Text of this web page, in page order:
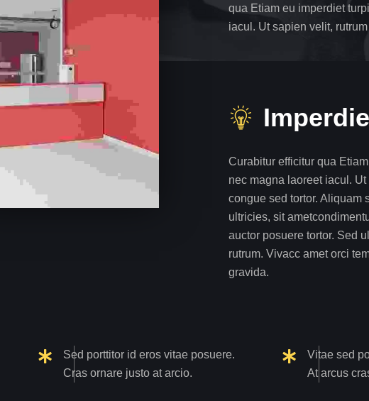
qua Etiam eu imperdiet
iacul. Ut sapien velit,
Curabitur efficitur qua
nec magna laoreet iacul.
congue sed tortor. Aliquam
ultricies, sit
auctor posuere tortor. Sed
rutrum. Vivacc amet orci
gravida.
Sed porttitor id eros vitae posuere.
Cras ornare justo at arcio.
Vitae sed
At arcus